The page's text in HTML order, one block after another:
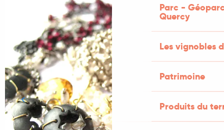
Parc -
Quercy
Les vignobles
Patrimoine
Produits du